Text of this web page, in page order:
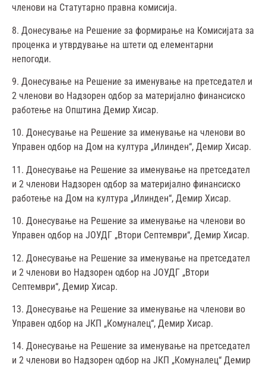
членови на Статутарно правна комисија.
8. Донесување на Решение за формирање на Комисијата за
проценка и утврдување на штети од елементарни
непогоди.
9. Донесување на Решение за именување на претседател и
2 членови во Надзорен одбор за материјално финансиско
работење на Општина Демир Хисар.
10. Донесување на Решение за именување на членови во
Управен одбор на Дом на култура „Илинден“, Демир Хисар.
11. Донесување на Решение за именување на претседател
и 2 членови Надзорен одбор за материјално финансиско
работење на Дом на култура „Илинден“, Демир Хисар.
10. Донесување на Решение за именување на членови во
Управен одбор на ЈОУДГ „Втори Септември“, Демир Хисар.
12. Донесување на Решение за именување на претседател
и 2 членови во Надзорен одбор на ЈОУДГ „Втори
Септември“, Демир Хисар.
13. Донесување на Решение за именување на членови во
Управен одбор на ЈКП „Комуналец“, Демир Хисар.
14. Донесување на Решение за именување на претседател
и 2 членови во Надзорен одбор на ЈКП „Комуналец“ Демир